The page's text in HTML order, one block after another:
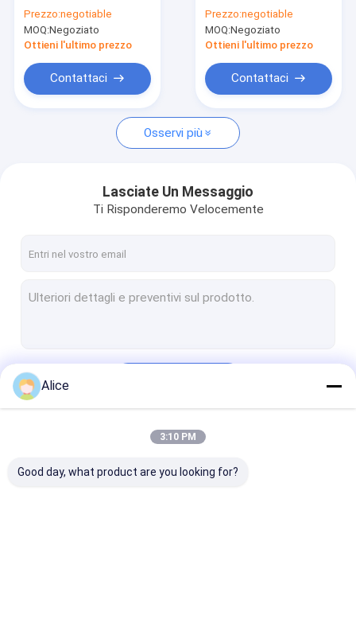
Controllo di qualità
Contattici
Richieda una citazione
Alloggio ceramico
Ceramica metallizzata dell'allumina
Sensore di pressione ceramico
avanzata resistente
dell'abrasione
ISO9001
Prezzo:negotiable
MOQ:Negoziato
Ottieni l'ultimo prezzo
Contattaci
dell'allumina
3.6g/cm3-3.9g/cm3
Prezzo:negotiable
MOQ:Negoziato
Ottieni l'ultimo prezzo
Contattaci
Osservi più
Lasciate Un Messaggio
Ti Risponderemo Velocemente
Alice
3:10 PM
Good day, what product are you looking for?